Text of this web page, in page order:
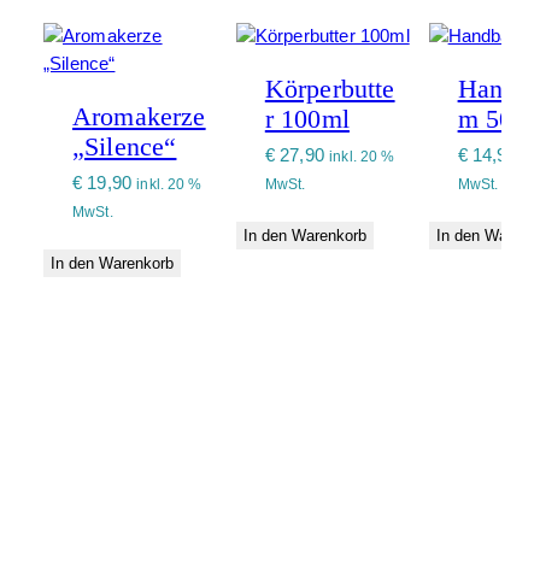
Aromakerze
„Silence“
€ 19,90 inkl. 20 %
MwSt.
In den Warenkorb
Körperbutte
r 100ml
€27,90 inkl. 20 %
MwSt.
In den Warenkorb
m 50
€14,90
MwSt.
In den